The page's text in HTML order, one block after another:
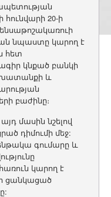
20-ի
նպաստը կարող է
հետ
կնքած բանկի
և
բաժինը։
մասին նշելով
դիմումի մեջ:
գումարը և
կարող է
ցանկացած